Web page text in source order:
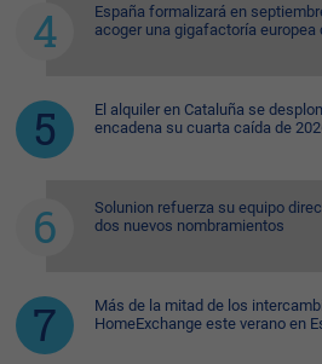
España formalizará en
acoger una gigafactoría europea
El alquiler en Cataluña se
encadena su cuarta caída de
Solunion refuerza su equipo
dos nuevos nombramientos
Más de la mitad de los
HomeExchange este verano en